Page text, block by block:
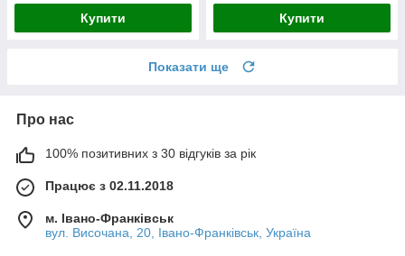
Купити Купити
Показати ще
Про нас
100% позитивних з 30 відгуків за рік
Працює з 02.11.2018
м. Івано-Франківськ
вул. Височана, 20, Івано-Франківськ, Україна